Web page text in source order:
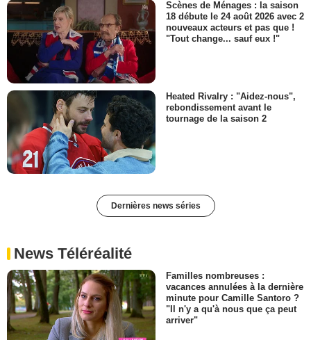
Scènes de Ménages : la saison
18 débute le 24 août 2026 avec 2
nouveaux acteurs et pas que !
"Tout change... sauf eux !"
Heated Rivalry : "Aidez-nous",
rebondissement avant le
tournage de la saison 2
Dernières news séries
News Téléréalité
Familles nombreuses :
vacances annulées à la dernière
minute pour Camille Santoro ?
"Il n'y a qu'à nous que ça peut
arriver"